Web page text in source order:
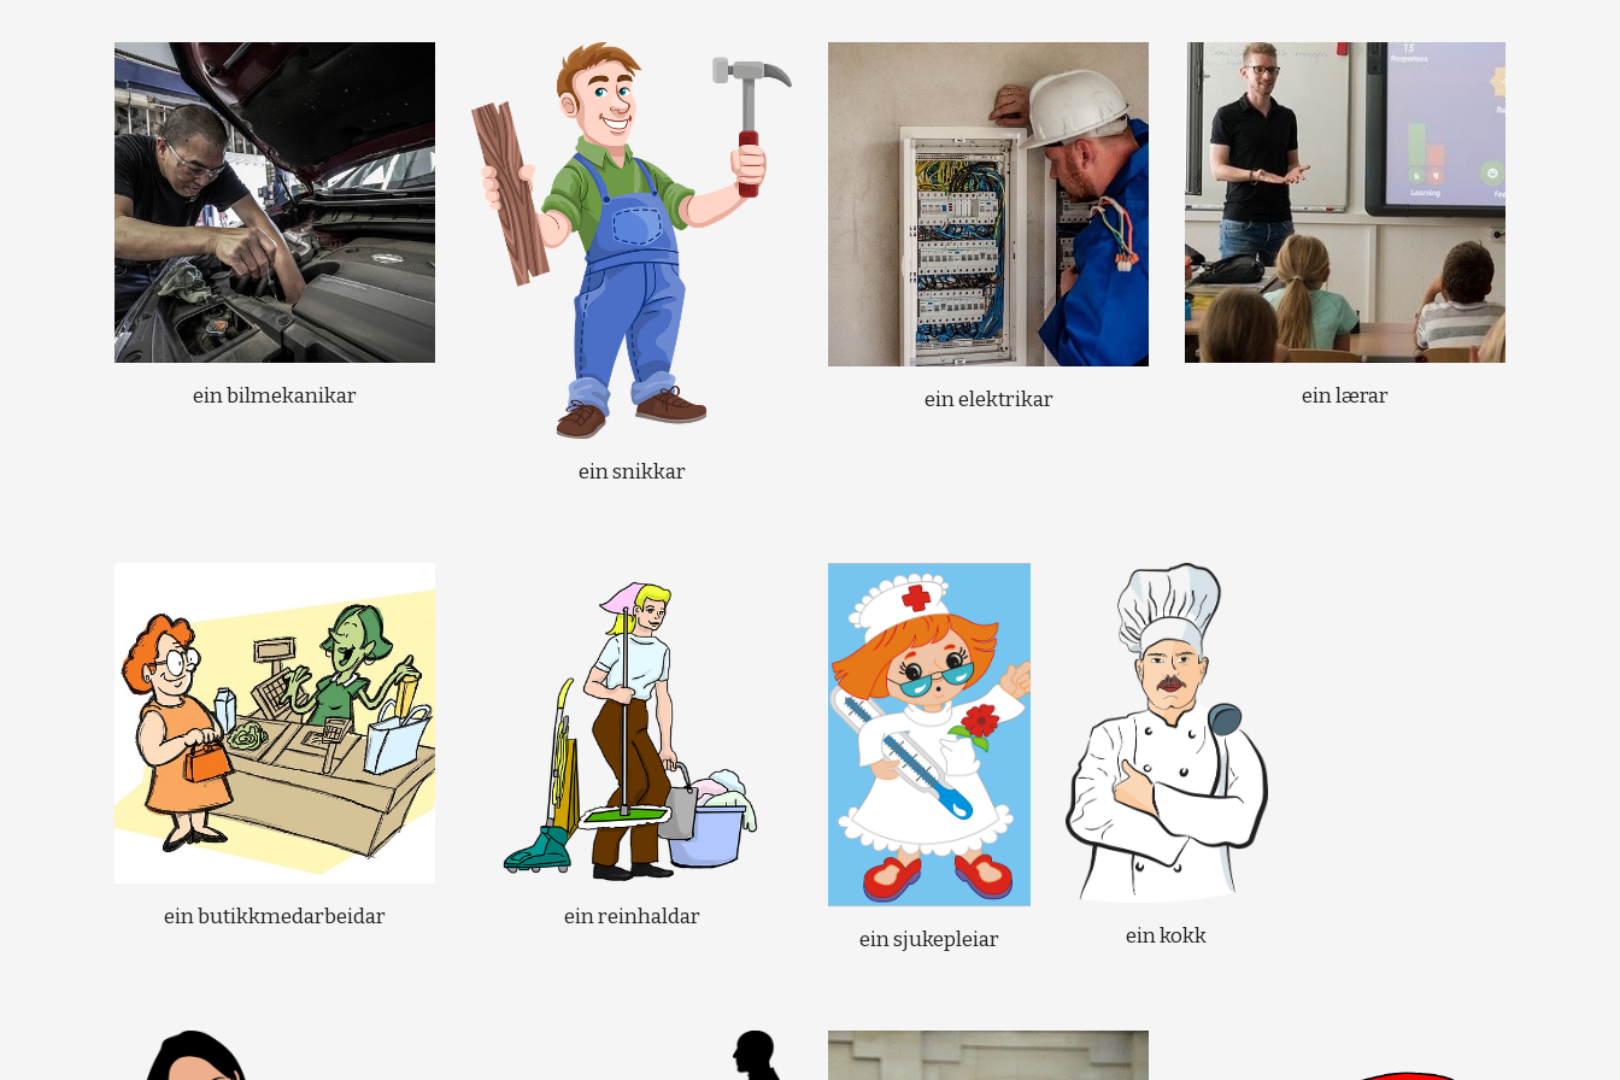
ein bilmekanikar
ein snikkar
ein elektrikar ein lærar
ein butikkmedarbeidar
ein reinhaldar
ein sjukepleiar
ein kokk